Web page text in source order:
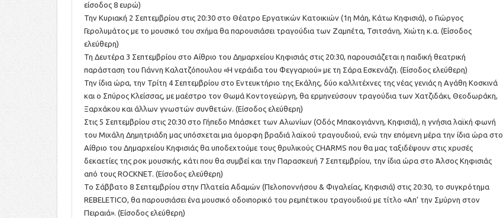
είσοδος 8 ευρώ)
Την Κυριακή 2 Σεπτεμβρίου στις 20:30 στο Θέατρο Εργατικών Κατοικιών (1η Μάη, Κάτω Κηφισιά), ο Γιώργος
Γερολυμάτος με το μουσικό του σχήμα θα παρουσιάσει τραγούδια των Ζαμπέτα, Τσιτσάνη, Χιώτη κ.α. (Είσοδος
ελεύθερη)
Τη Δευτέρα 3 Σεπτεμβρίου στο Αίθριο του Δημαρχείου Κηφισιάς στις 20:30, παρουσιάζεται η παιδική θεατρική
παράσταση του Γιάννη Καλατζόπουλου «Η νεράιδα του Φεγγαριού» με τη Σάρα Εσκενάζη. (Είσοδος ελεύθερη)
Την ίδια ώρα, την Τρίτη 4 Σεπτεμβρίου στο Εντευκτήριο της Εκάλης, δύο καλλιτέχνες της νέας γενιάς η Αγάθη Κοσκινά
και ο Σπύρος Κλείσσας, με μαέστρο τον Θωμά Κοντογεώργη, θα ερμηνεύσουν τραγούδια των Χατζιδάκι, Θεοδωράκη,
Ξαρχάκου και άλλων γνωστών συνθετών. (Είσοδος ελεύθερη)
Στις 5 Σεπτεμβρίου στις 20:30 στο Γήπεδο Μπάσκετ των Αλωνίων (Οδός Μπακογιάννη, Κηφισιά), η γνήσια λαϊκή φωνή
του Μιχάλη Δημητριάδη μας υπόσχεται μια όμορφη βραδιά λαϊκού τραγουδιού, ενώ την επόμενη μέρα την ίδια ώρα στο
Αίθριο του Δημαρχείου Κηφισιάς θα υποδεχτούμε τους θρυλικούς CHARMS που θα μας ταξιδέψουν στις χρυσές
δεκαετίες της ροκ μουσικής, κάτι που θα συμβεί και την Παρασκευή 7 Σεπτεμβρίου, την ίδια ώρα στο Άλσος Κηφισιάς
από τους ROCKNET. (Είσοδος ελεύθερη)
Το Σάββατο 8 Σεπτεμβρίου στην Πλατεία Αδαμών (Πελοποννήσου & Φιγαλείας, Κηφισιά) στις 20:30, το συγκρότημα
REBELETICO, θα παρουσιάσει ένα μουσικό οδοιπορικό του ρεμπέτικου τραγουδιού με τίτλο «Απ’ την Σμύρνη στον
Πειραιά». (Είσοδος ελεύθερη)